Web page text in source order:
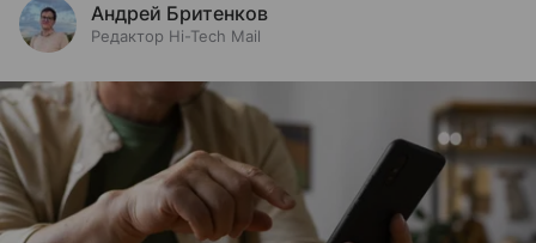
Андрей Бритенков
Редактор Hi-Tech Mail